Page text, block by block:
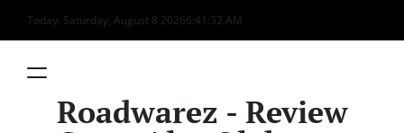
Skip
to
Today: Saturday, August 8 20266:41 :32 AM
Roadwarez - Review